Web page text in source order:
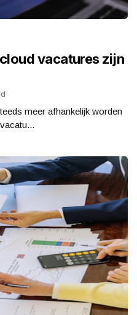
vacatures zijn
meer afhankelijk worden